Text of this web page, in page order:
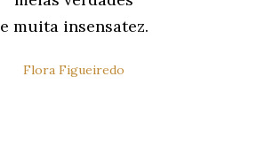
e muita insensatez.
Flora Figueiredo